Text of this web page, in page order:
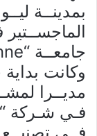
بمدينــة
جامعــة “Essonne” بباريــس.
وكانت بداية
مديــرا